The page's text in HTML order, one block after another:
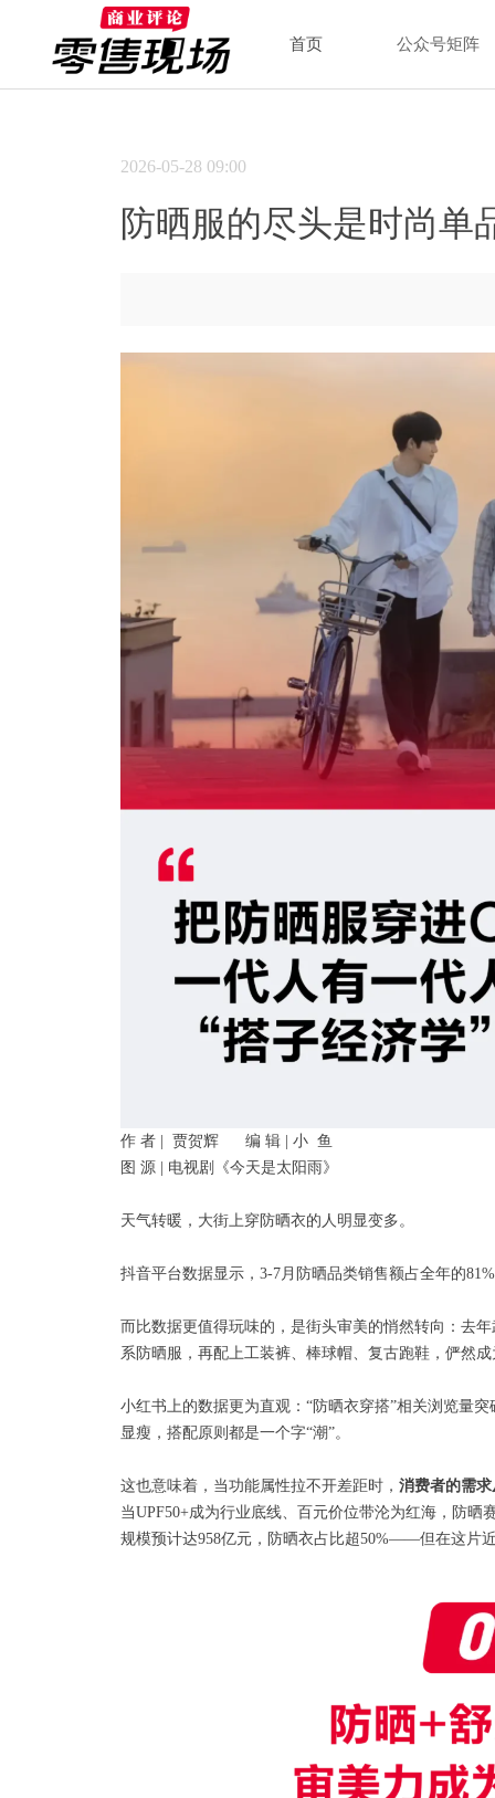
公众号矩阵
首页
防晒服的尽头是时尚单
作 者 | 贾贺辉 编 辑 | 小 鱼
图 源 | 电视剧《今天是太阳雨》
天气转暖，大街上穿防晒衣的人明显变多。
抖音平台数据显示，3-7月防晒品类销售额占全年的
而比数据更值得玩味的，是街头审美的悄然转向：去
系防晒服，再配上工装裤、棒球帽、复古跑鞋，俨然
小红书上的数据更为直观：“防晒衣穿搭”相关浏览量
显瘦，搭配原则都是一个字“潮”。
这也意味着，当功能属性拉不开差距时， 消费者的需
当UPF50+成为行业底线、百元价位带沦为红海，防
规模预计达958亿元，防晒衣占比超50%——但在这片
2026-05-28 09:00